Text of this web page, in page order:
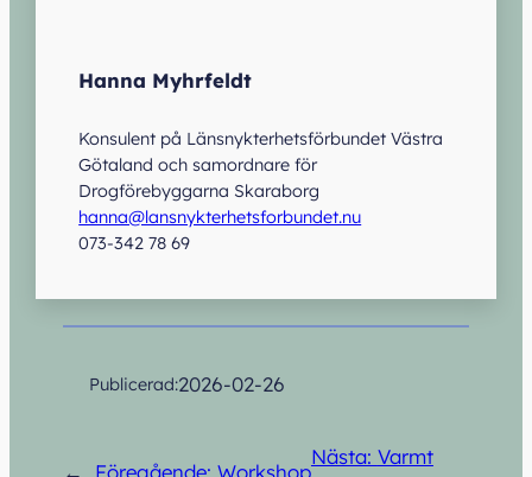
Hanna Myhrfeldt
Konsulent på Länsnykterhetsförbundet Västra
Götaland och samordnare för
Drogförebyggarna Skaraborg
hanna@lansnykterhetsforbundet.nu
073-342 78 69
Publicerad:2026-02-26
← Föregående: Workshop
Nästa: Varmt